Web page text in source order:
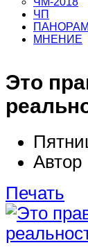
ЧП
МНЕНИЕ
Это
Автор
Печать